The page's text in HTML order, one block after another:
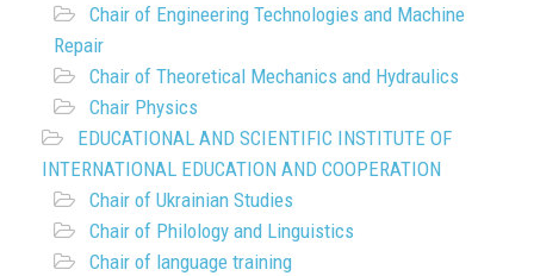
Chair of Engineering Technologies and Machine
Repair
Chair of Theoretical Mechanics and Hydraulics
Chair Physics
EDUCATIONAL AND SCIENTIFIC INSTITUTE OF
INTERNATIONAL EDUCATION AND COOPERATION
Chair of Ukrainian Studies
Chair of Philology and Linguistics
Chair of language training